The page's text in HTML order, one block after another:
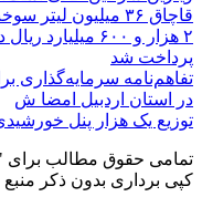
قاچاق ۳۶ میلیون لیتر سوخت در مشگین‌شهر متوقف شد
۲ هزار و ۶۰۰‌
پرداخت شد
در استان اردبیل امضا ش
توزیع یک هزار پنل
تمامی حقوق مطالب
کپی برداری بدون ذکر